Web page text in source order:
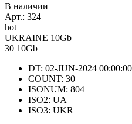
В наличии
Арт.: 324
hot
UKRAINE 10Gb
30 10Gb
DT: 02-JUN-2024 00:00:00
COUNT: 30
ISONUM: 804
ISO2: UA
ISO3: UKR